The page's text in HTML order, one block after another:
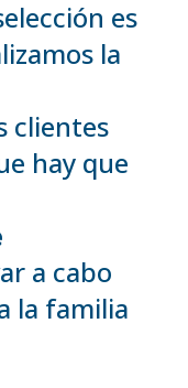
es
la
clientes
hay que
a cabo
la familia